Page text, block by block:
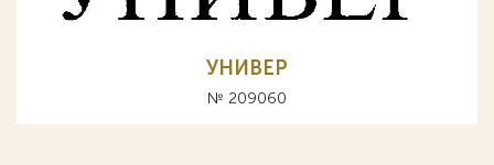
УНИВЕР
№ 209060